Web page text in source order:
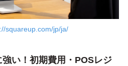
squareup.com/jp/ja/
い！初期費用・POSレジ